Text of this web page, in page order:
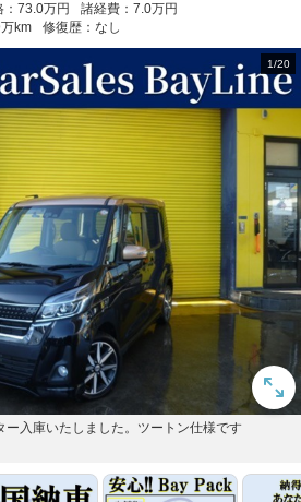
73.0万円 諸経費： 7.0万円
万km 修復歴： なし
1/20
ー入庫いたしました。ツートン仕様です